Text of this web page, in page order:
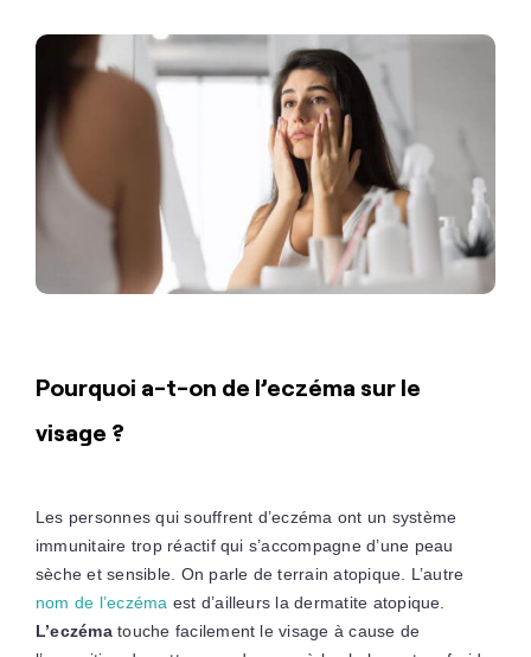
Pourquoi a-t-on de l’eczéma sur le
visage ?
Les personnes qui souffrent d’eczéma ont un système
immunitaire trop réactif qui s’accompagne d’une peau
sèche et sensible. On parle de terrain atopique. L’autre
nom de l’eczéma est d’ailleurs la dermatite atopique.
L’eczématouche facilement le visage à cause de